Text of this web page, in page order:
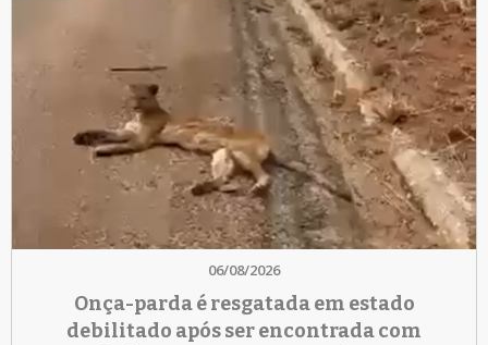
06/08/2026
Onça-parda é resgatada em estado
debilitado após ser encontrada com